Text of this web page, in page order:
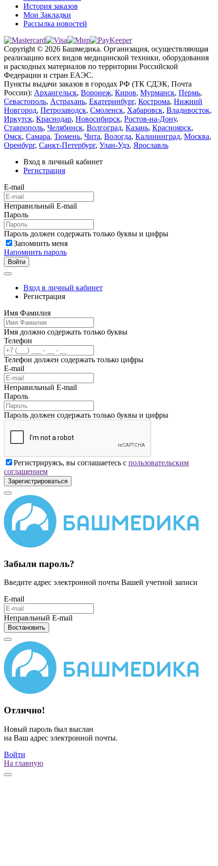
История заказов
Мои Закладки
Рассылка новостей
Copyright © 2026 Башмедика. Организация, осуществляющая
реализацию всех видов медицинской техники, оборудования
и расходных материалов по территории Российской
Федерации и стран ЕАЭС.
Пункты выдачи заказов в городах РФ (ТК СДЭК, Почта
России): Архангельск, Воронеж, Киров, Мурманск, Пермь,
Севастополь, Астрахань, Екатеринбург, Кострома, Нижний
Новгород, Петрозаводск, Смоленск, Хабаровск, Владивосток,
Иркутск, Краснодар, Новосибирск, Ростов-на-Дону,
Ставрополь, Челябинск, Волгоград, Казань, Красноярск,
Омск, Самара, Тюмень, Чита, Вологда, Калининград, Москва,
Оренбург, Санкт-Петербург, Улан-Удэ, Ярославль
Вход в личный кабинет
Регистрация
E-mail
Неправильный E-mail
Пароль
Пароль должен содержать только буквы и цифры
Запомнить меня
Напомнить пароль
Войти
Вход в личный кабинет
Регистрация
Имя Фамилия
Имя должно содержать только буквы
Телефон
Телефон должен содержать только цифры
E-mail
Неправильный E-mail
Пароль
Пароль должен содержать только буквы и цифры
Регистрируясь, вы соглашаетесь с пользовательским
соглашением
Зарегистрироваться
Забыли пароль?
Введите адрес электронной почты Вашей учетной записи
E-mail
Неправльный E-mail
Востановить
Отлично!
Новый пароль был выслан
на Ваш адрес электронной почты.
Войти
На главную